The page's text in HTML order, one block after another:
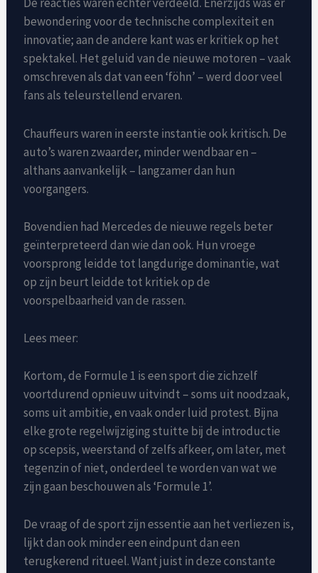
bewondering voor de technische complexiteit en
innovatie; aan de andere kant was er kritiek op het
spektakel. Het geluid van de nieuwe motoren – vaak
omschreven als dat van een ‘föhn’ – werd door veel
fans als teleurstellend ervaren.
Chauffeurs waren in eerste instantie ook kritisch. De
auto’s waren zwaarder, minder wendbaar en –
althans aanvankelijk – langzamer dan hun
voorgangers.
Bovendien had Mercedes de nieuwe regels beter
geïnterpreteerd dan wie dan ook. Hun vroege
voorsprong leidde tot langdurige dominantie, wat
op zijn beurt leidde tot kritiek op de
voorspelbaarheid van de rassen.
Lees meer:
Kortom, de Formule 1 is een sport die zichzelf
voortdurend opnieuw uitvindt – soms uit noodzaak,
soms uit ambitie, en vaak onder luid protest. Bijna
elke grote regelwijziging stuitte bij de introductie
op scepsis, weerstand of zelfs afkeer, om later, met
tegenzin of niet, onderdeel te worden van wat we
zijn gaan beschouwen als ‘Formule 1’.
De vraag of de sport zijn essentie aan het verliezen is,
lijkt dan ook minder een eindpunt dan een
terugkerend ritueel. Want juist in deze constante